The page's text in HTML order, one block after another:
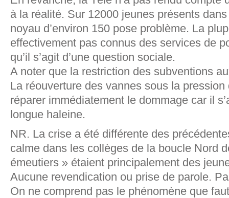
à la réalité. Sur 12000 jeunes présents
noyau d’environ 150 pose problème. La
effectivement pas connus des services de
qu’il s’agit d’une question sociale.
A noter que la restriction des subventions
La réouverture des vannes sous la pression
réparer immédiatement le dommage car il
longue haleine.
NR. La crise a été différente des
calme dans les collèges de la boucle Nord
émeutiers » étaient principalement des
Aucune revendication ou prise de parole.
On ne comprend pas le phénomène que